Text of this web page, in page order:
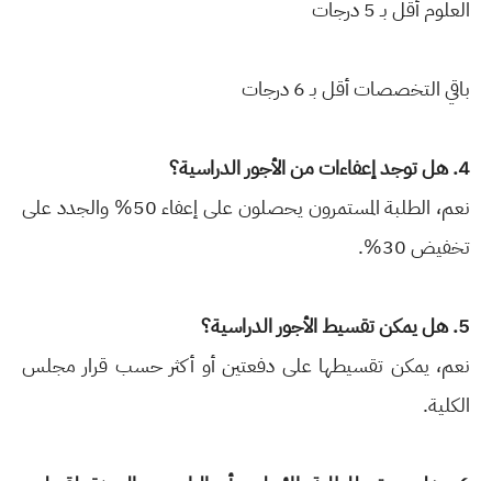
العلوم أقل بـ 5 درجات
باقي التخصصات أقل بـ 6 درجات
4. هل توجد إعفاءات من الأجور الدراسية؟
نعم، الطلبة المستمرون يحصلون على إعفاء 50% والجدد على
تخفيض 30%.
5. هل يمكن تقسيط الأجور الدراسية؟
نعم، يمكن تقسيطها على دفعتين أو أكثر حسب قرار مجلس
الكلية.